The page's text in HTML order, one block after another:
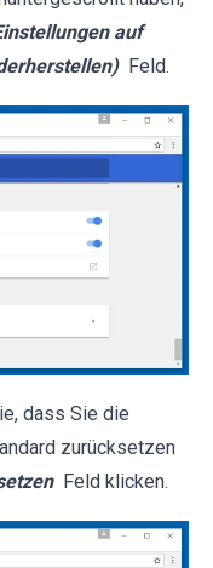
auf
Feld.
dass Sie die
zurücksetzen
Feld klicken.